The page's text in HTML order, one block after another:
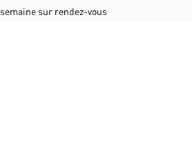
sur rendez-vous